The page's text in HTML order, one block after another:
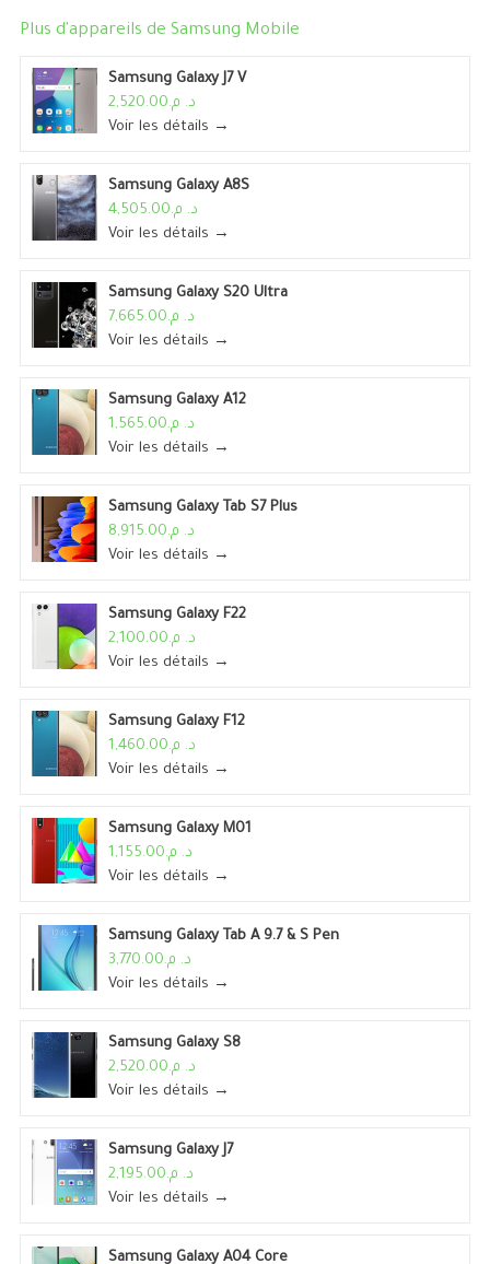
Plus d'appareils de Samsung Mobile
Samsung Galaxy J7 V
د. م.2,520.00
Voir les détails →
Samsung Galaxy A8S
د. م.4,505.00
Voir les détails →
Samsung Galaxy S20 Ultra
د. م.7,665.00
Voir les détails →
Samsung Galaxy A12
د. م.1,565.00
Voir les détails →
Samsung Galaxy Tab S7 Plus
د. م.8,915.00
Voir les détails →
Samsung Galaxy F22
د. م.2,100.00
Voir les détails →
Samsung Galaxy F12
د. م.1,460.00
Voir les détails →
Samsung Galaxy M01
د. م.1,155.00
Voir les détails →
Samsung Galaxy Tab A 9.7 & S Pen
د. م.3,770.00
Voir les détails →
Samsung Galaxy S8
د. م.2,520.00
Voir les détails →
Samsung Galaxy J7
د. م.2,195.00
Voir les détails →
Samsung Galaxy A04 Core